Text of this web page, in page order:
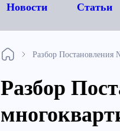
Новости Статьи
Разбор Постановления
Разбор